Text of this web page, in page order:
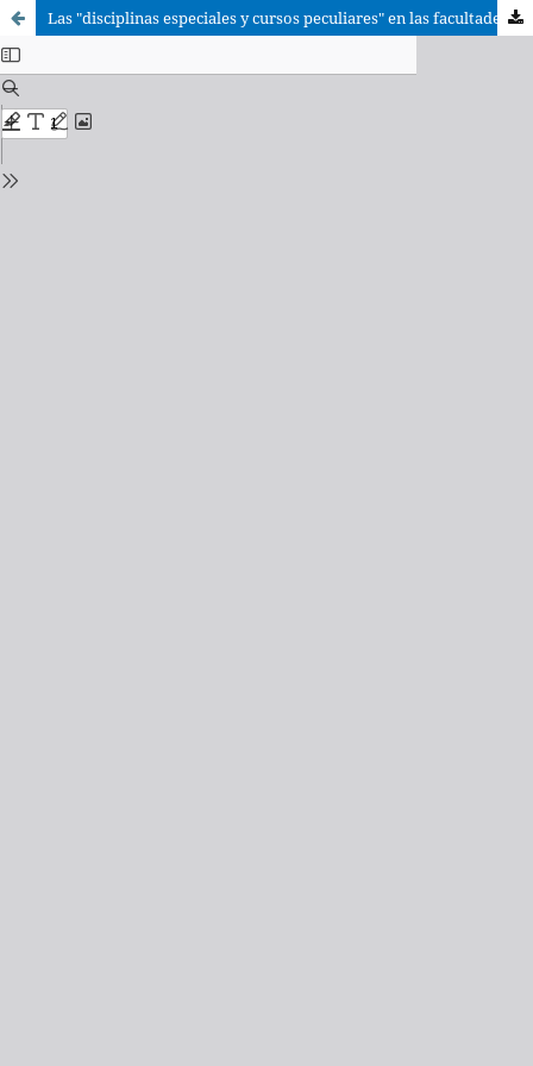
Las "disciplinas especiales y cursos peculiares" en las facultades eclesiásticas